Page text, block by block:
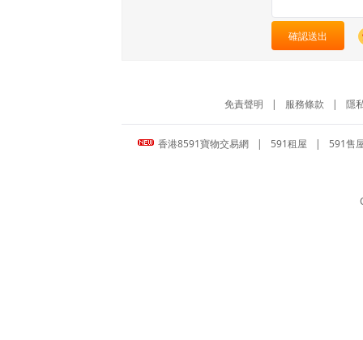
確認送出
免責聲明 | 服務條款 | 隱
香港8591寶物交易網 | 591租屋 | 591售